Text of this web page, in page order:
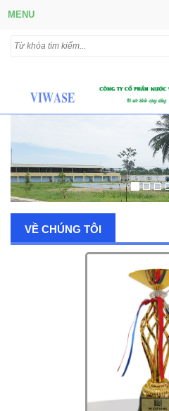
MENU
VỀ CHÚNG TÔI